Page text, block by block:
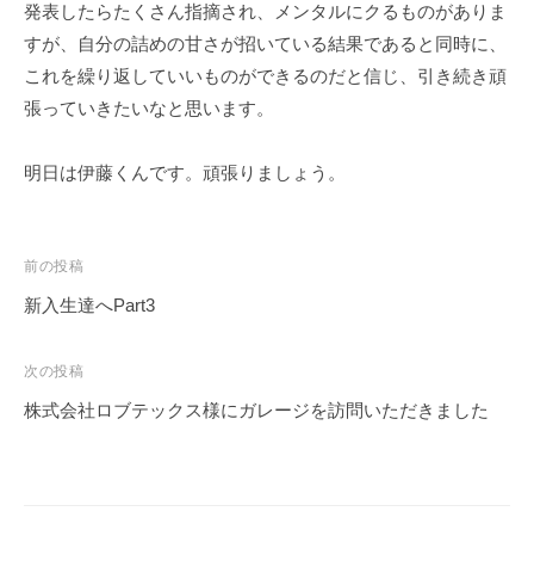
発表したらたくさん指摘され、メンタルにクるものがありま
すが、自分の詰めの甘さが招いている結果であると同時に、
これを繰り返していいものができるのだと信じ、引き続き頑
張っていきたいなと思います。
明日は伊藤くんです。頑張りましょう。
投
稿
ビ
ゲ
前の投稿
新入生達へPart3
次の投稿
株式会社ロブテックス様にガレージを訪問いただきました